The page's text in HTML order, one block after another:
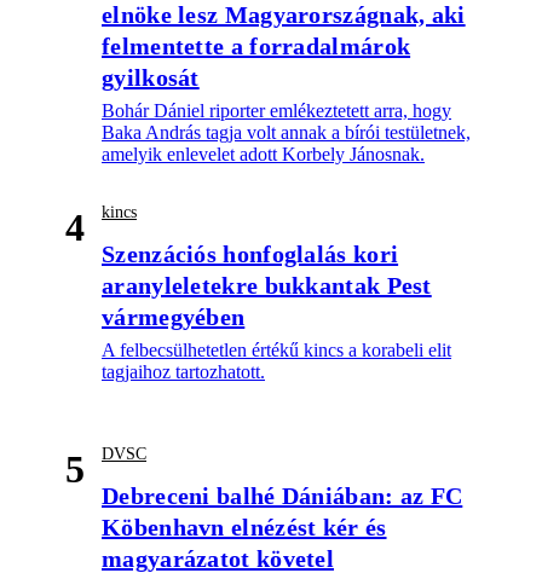
elnöke lesz Magyarországnak, aki
felmentette a forradalmárok
gyilkosát
Bohár Dániel riporter emlékeztetett arra, hogy
Baka András tagja volt annak a bírói testületnek,
amelyik enlevelet adott Korbely Jánosnak.
4 kincs
Szenzációs honfoglalás kori
aranyleletekre bukkantak Pest
vármegyében
A felbecsülhetetlen értékű kincs a korabeli elit
tagjaihoz tartozhatott.
5 DVSC
Debreceni balhé Dániában: az FC
Köbenhavn elnézést kér és
magyarázatot követel